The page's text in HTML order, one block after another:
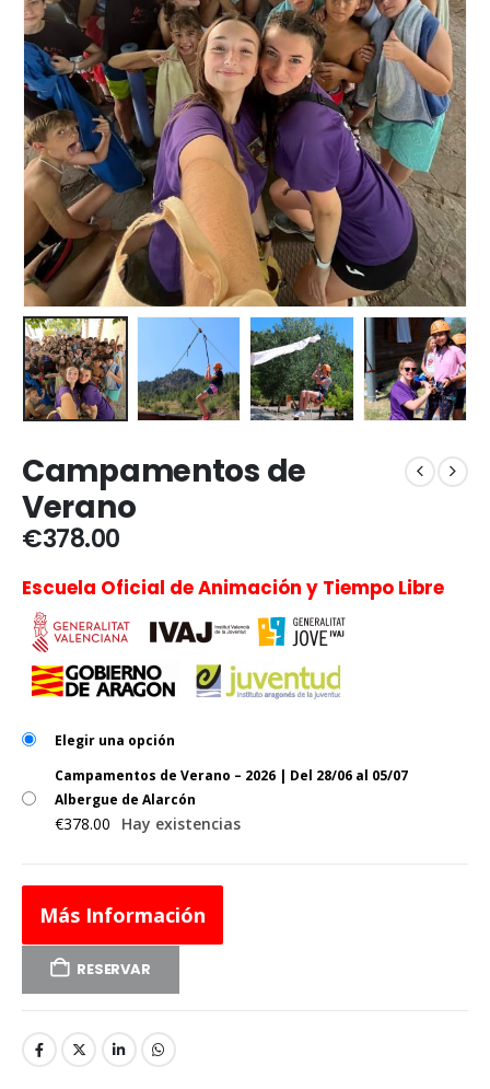
Campamentos de
Verano
€378.00
Escuela Oficial de Animación y Tiempo Libre
Elegir una opción
Campamentos de Verano – 2026 | Del 28/06 al 05/07
Albergue de Alarcón
€378.00 Hay existencias
Más Información
RESERVAR